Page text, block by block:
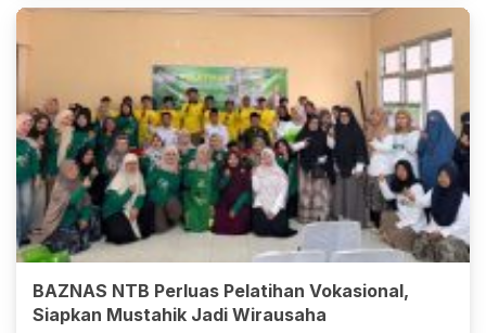
BAZNAS NTB Perluas Pelatihan Vokasional,
Siapkan Mustahik Jadi Wirausaha